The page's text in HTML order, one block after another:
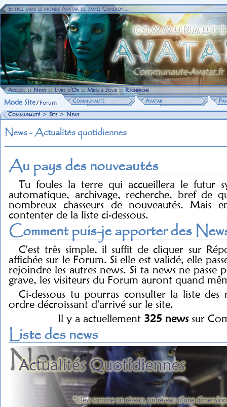
Entrez dans le monde Avatar de James Cameron...
Accueil::News::Livre d'Or::Mises à Jour::Recherche
Mode Site/ Forum Communauté Avatar
Communauté >Site >News
News - Actualités quotidiennes
Au pays des nouveautés
Tu foules la terre qui accueillera le futur
automatique, archivage, recherche, bref de
nombreux chasseurs de nouveautés. Mais
contenter de la liste ci-dessous.
Comment puis-je apporter des
C'est très simple, il suffit de cliquer sur
affichée sur le Forum. Si elle est validé, elle
rejoindre les autres news. Si ta news ne passe
grave, les visiteurs du Forum auront quand
Ci-dessous tu pourras consulter la liste
ordre décroissant d'arrivé sur le site.
Il y a actuellement 325 news sur
Liste des news